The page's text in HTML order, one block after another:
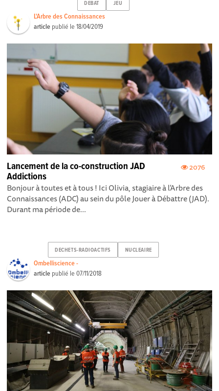
DEBAT JEU
L'Arbre des Connaissances
article publié le18/04/2019
2076
Lancement de la co-construction JAD
Addictions
Bonjour à toutes et à tous ! Ici Olivia, stagiaire à l’Arbre des
Connaissances (ADC) au sein du pôle Jouer à Débattre (JAD).
Durant ma période de...
DECHETS-RADIOACTIFS NUCLEAIRE
Ombelliscience -
article publié le07/11/2018